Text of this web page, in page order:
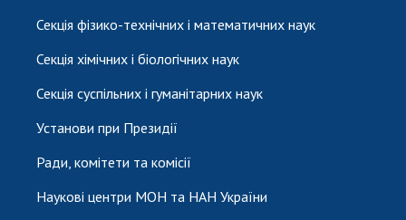
Секція фізико-технічних і математичних наук
Секція хімічних і біологічних наук
Секція суспільних і гуманітарних наук
Установи при Президії
Ради, комітети та комісії
Наукові центри МОН та НАН України